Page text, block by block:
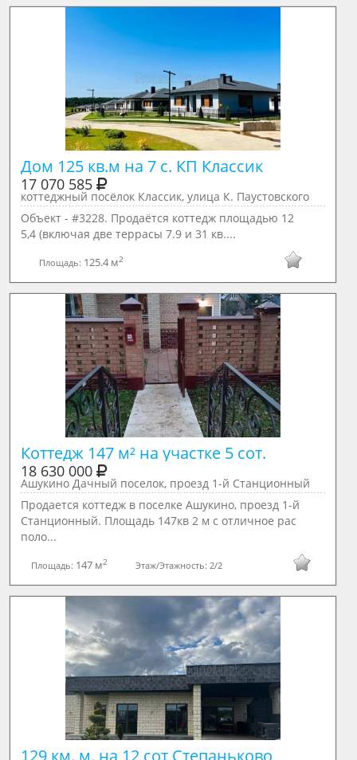
Дом 125 кв.м на 7 с. КП Классик
17 070 585
коттеджный посёлок Классик, улица К. Паустовского
Объект - #3228. Продаётся коттедж площадью 12
5,4 (включая две террасы 7.9 и 31 кв....
Площадь: 125.4 м2
Коттедж 147 м² на участке 5 сот.
18 630 000
Ашукино Дачный поселок, проезд 1-й Станционный
Продается коттедж в поселке Ашукино, проезд 1-й
Станционный. Площадь 147кв 2 м с отличное рас
поло...
Площадь: 147 м2 Этаж/Этажность: 2/2
129 км. м. на 12 сот Степаньково